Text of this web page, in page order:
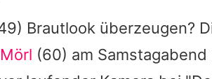
Brautlook überzeugen?
(60) am